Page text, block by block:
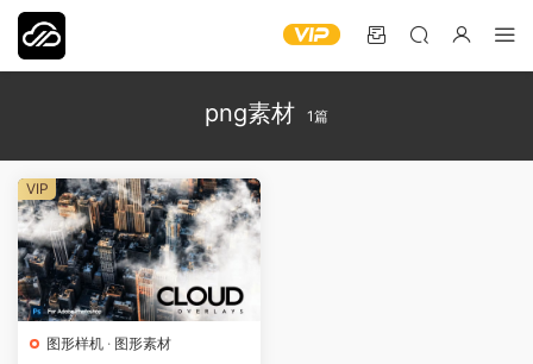
png素材 1篇
图形样机 · 图形素材
VIP